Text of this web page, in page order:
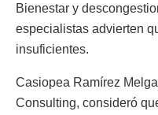
Bienestar y
especialistas advierten
insuficientes.
Casiopea Ramírez
Consulting, consideró